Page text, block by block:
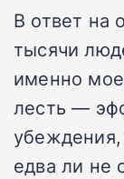
В ответ на
тысячи
именно
лесть —
едва ли не